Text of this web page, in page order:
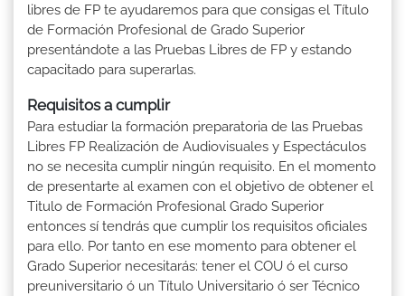
libres de FP te ayudaremos para que consigas el Título
de Formación Profesional de Grado Superior
presentándote a las Pruebas Libres de FP y estando
capacitado para superarlas.
Requisitos a cumplir
Para estudiar la formación preparatoria de las Pruebas
Libres FP Realización de Audiovisuales y Espectáculos
no se necesita cumplir ningún requisito. En el momento
de presentarte al examen con el objetivo de obtener el
Titulo de Formación Profesional Grado Superior
entonces sí tendrás que cumplir los requisitos oficiales
para ello. Por tanto en ese momento para obtener el
Grado Superior necesitarás: tener el COU ó el curso
preuniversitario ó un Título Universitario ó ser Técnico